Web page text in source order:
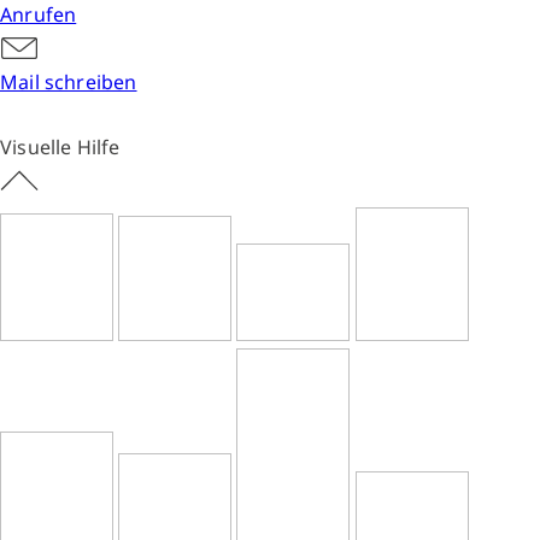
Anrufen
Mail schreiben
Visuelle Hilfe